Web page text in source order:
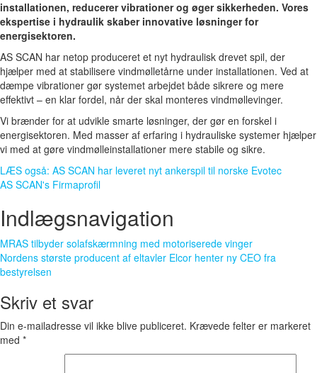
installationen, reducerer vibrationer og øger sikkerheden. Vores
ekspertise i hydraulik skaber innovative løsninger for
energisektoren.
AS SCAN har netop produceret et nyt hydraulisk drevet spil, der
hjælper med at stabilisere vindmølletårne under installationen. Ved at
dæmpe vibrationer gør systemet arbejdet både sikrere og mere
effektivt – en klar fordel, når der skal monteres vindmøllevinger.
Vi brænder for at udvikle smarte løsninger, der gør en forskel i
energisektoren. Med masser af erfaring i hydrauliske systemer hjælper
vi med at gøre vindmølleinstallationer mere stabile og sikre.
LÆS også: AS SCAN har leveret nyt ankerspil til norske Evotec
AS SCAN's Firmaprofil
Indlægsnavigation
MRAS tilbyder solafskærmning med motoriserede vinger
Nordens største producent af eltavler Elcor henter ny CEO fra
bestyrelsen
Skriv et svar
Din e-mailadresse vil ikke blive publiceret. Krævede felter er markeret
med *